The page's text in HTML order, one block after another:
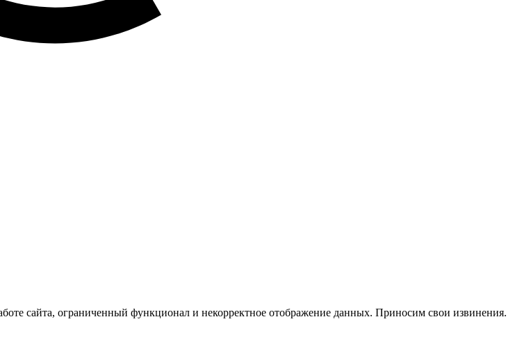
сайта, ограниченный функционал и некорректное отображение данных. Приносим свои извинения.